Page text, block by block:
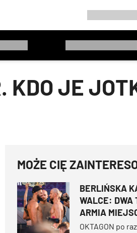
KDO JE
MOŻE CIĘ
BERLIŃSKA
WALCE: DWA
ARMIA
OKTAGON po